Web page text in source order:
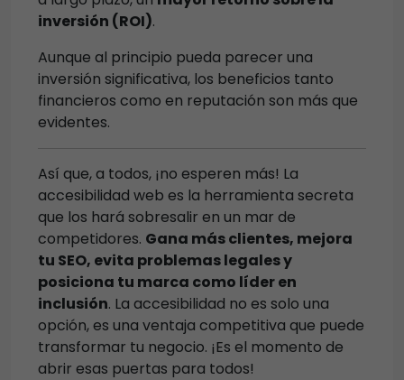
inversión (ROI).
Aunque al principio pueda parecer una
inversión significativa, los beneficios tanto
financieros como en reputación son más que
evidentes.
Así que, a todos, ¡no esperen más! La
accesibilidad web es la herramienta secreta
que los hará sobresalir en un mar de
competidores. Gana más clientes, mejora
tu SEO, evita problemas legales y
posiciona tu marca como líder en
inclusión. La accesibilidad no es solo una
opción, es una ventaja competitiva que puede
transformar tu negocio. ¡Es el momento de
abrir esas puertas para todos!